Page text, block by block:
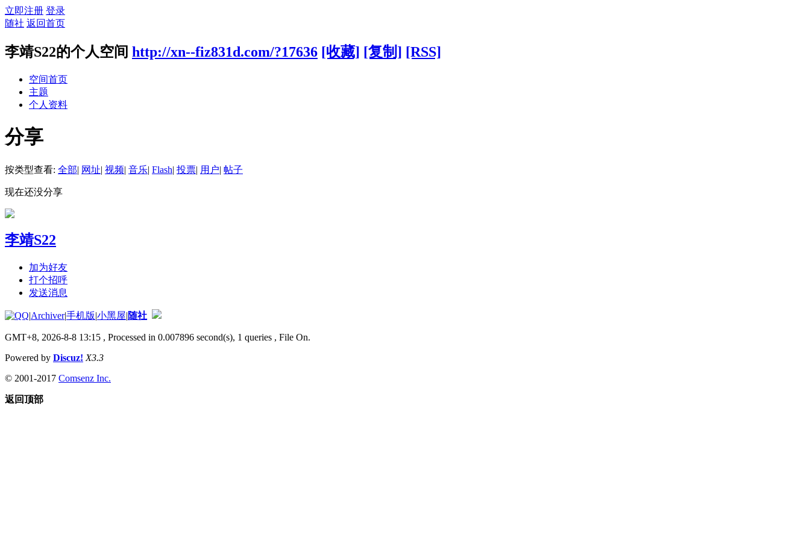
立即注册 登录
随社 返回首页
李靖S22的个人空间 http://xn--fiz831d.com/?17636 [收藏] [复制] [RSS]
空间首页
主题
个人资料
分享
按类型查看: 全部| 网址| 视频| 音乐| Flash| 投票| 用户| 帖子
现在还没分享
李靖S22
加为好友
打个招呼
发送消息
|Archiver|手机版|小黑屋|随社
GMT+8, 2026-8-8 13:15 , Processed in 0.007896 second(s), 1 queries , File On.
Powered by Discuz! X3.3
© 2001-2017 Comsenz Inc.
返回顶部